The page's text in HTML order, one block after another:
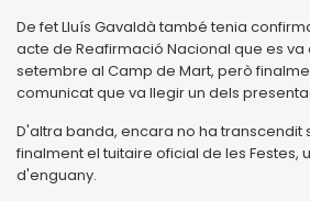
De fet Lluís Gavaldà també tenia
acte de Reafirmació Nacional que es va
setembre al Camp de Mart, però
comunicat que va llegir un dels
D'altra banda, encara no ha transcendit
finalment el tuitaire oficial de les Festes,
d'enguany.